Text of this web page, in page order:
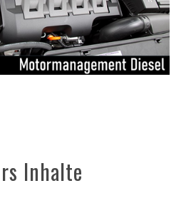
Inhalte